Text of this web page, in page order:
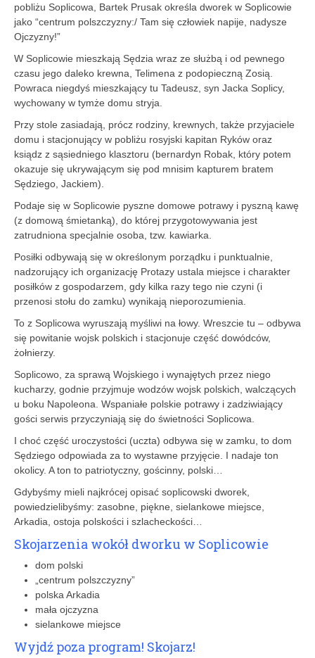
pobliżu Soplicowa, Bartek Prusak określa dworek w Soplicowie
jako “centrum polszczyzny:/ Tam się człowiek napije, nadysze
Ojczyzny!”
W Soplicowie mieszkają Sędzia wraz ze służbą i od pewnego
czasu jego daleko krewna, Telimena z podopieczną Zosią.
Powraca niegdyś mieszkający tu Tadeusz, syn Jacka Soplicy,
wychowany w tymże domu stryja.
Przy stole zasiadają, prócz rodziny, krewnych, także przyjaciele
domu i stacjonujący w pobliżu rosyjski kapitan Ryków oraz
ksiądz z sąsiedniego klasztoru (bernardyn Robak, który potem
okazuje się ukrywającym się pod mnisim kapturem bratem
Sędziego, Jackiem).
Podaje się w Soplicowie pyszne domowe potrawy i pyszną kawę
(z domową śmietanką), do której przygotowywania jest
zatrudniona specjalnie osoba, tzw. kawiarka.
Posiłki odbywają się w określonym porządku i punktualnie,
nadzorujący ich organizację Protazy ustala miejsce i charakter
posiłków z gospodarzem, gdy kilka razy tego nie czyni (i
przenosi stołu do zamku) wynikają nieporozumienia.
To z Soplicowa wyruszają myśliwi na łowy. Wreszcie tu – odbywa
się powitanie wojsk polskich i stacjonuje część dowódców,
żołnierzy.
Soplicowo, za sprawą Wojskiego i wynajętych przez niego
kucharzy, godnie przyjmuje wodzów wojsk polskich, walczących
u boku Napoleona. Wspaniałe polskie potrawy i zadziwiający
gości serwis przyczyniają się do świetności Soplicowa.
I choć część uroczystości (uczta) odbywa się w zamku, to dom
Sędziego odpowiada za to wystawne przyjęcie. I nadaje ton
okolicy. A ton to patriotyczny, gościnny, polski…
Gdybyśmy mieli najkrócej opisać soplicowski dworek,
powiedzielibyśmy: zasobne, piękne, sielankowe miejsce,
Arkadia, ostoja polskości i szlacheckości…
Skojarzenia wokół dworku w Soplicowie
dom polski
„centrum polszczyzny”
polska Arkadia
mała ojczyzna
sielankowe miejsce
Wyjdź poza program! Skojarz!